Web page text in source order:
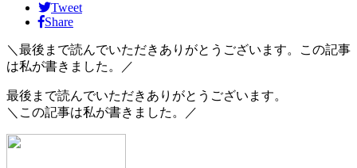
Tweet
Share
＼最後まで読んでいただきありがとうございます。この記事
は私が書きました。／
最後まで読んでいただきありがとうございます。
＼この記事は私が書きました。／